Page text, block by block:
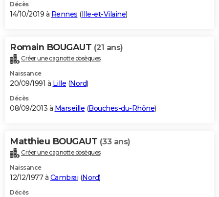
Décès
14/10/2019 à Rennes (Ille-et-Vilaine)
Romain BOUGAUT (21 ans)
Créer une cagnotte obsèques
Naissance
20/09/1991 à Lille (Nord)
Décès
08/09/2013 à Marseille (Bouches-du-Rhône)
Matthieu BOUGAUT (33 ans)
Créer une cagnotte obsèques
Naissance
12/12/1977 à Cambrai (Nord)
Décès